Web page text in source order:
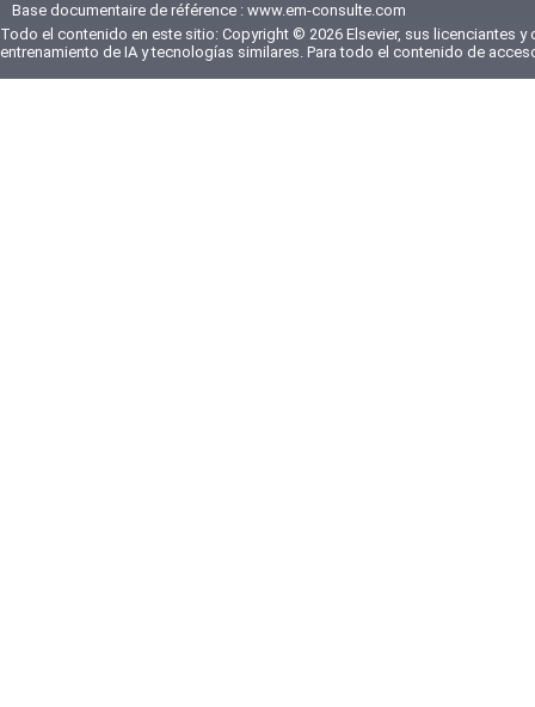
Base documentaire de référence : www.em-consulte.com
Todo el contenido en este sitio: Copyright © 2026 Elsevier, sus licenciantes
entrenamiento de IA y tecnologías similares. Para todo el contenido de